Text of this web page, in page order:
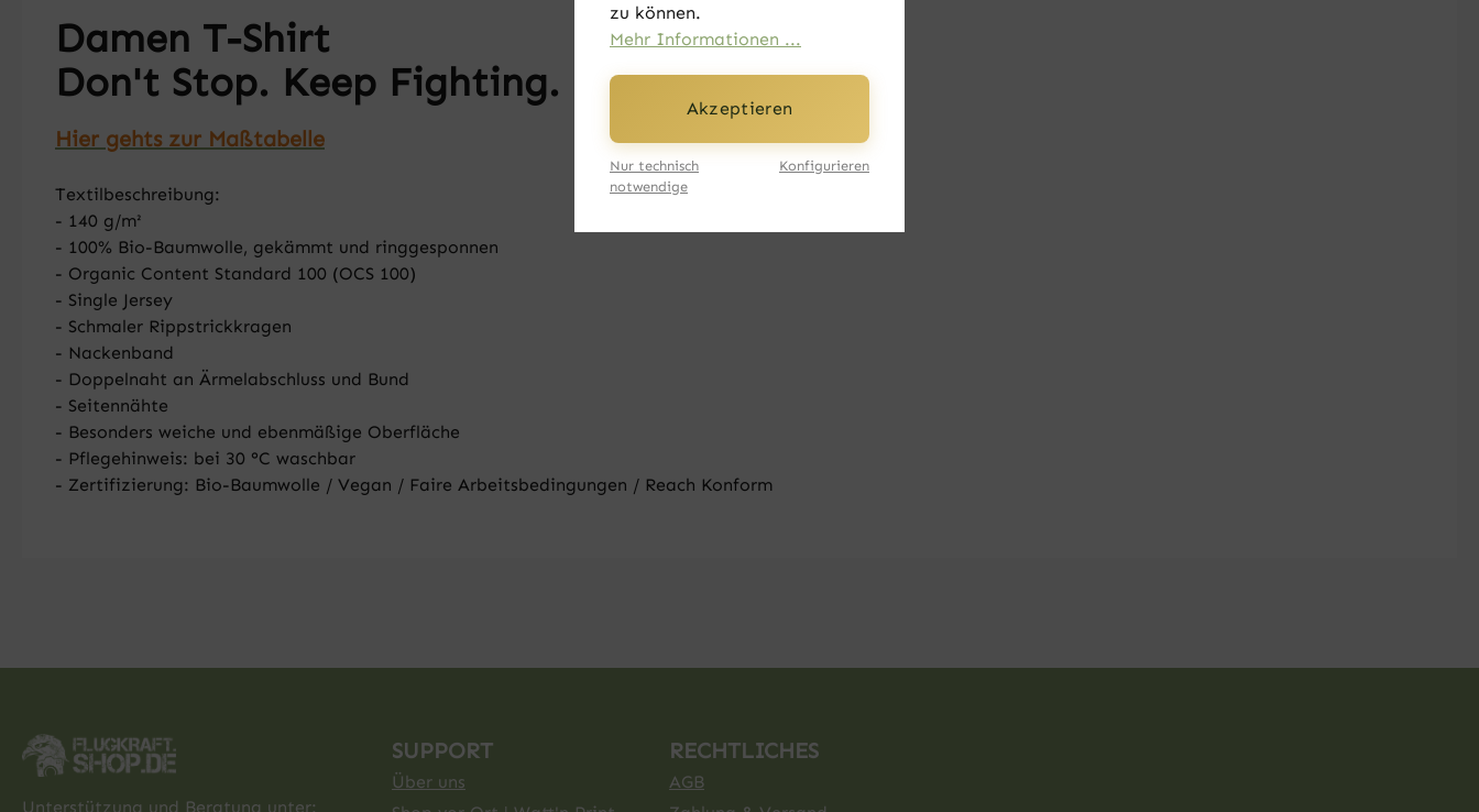
Damen T-Shirt
Don't Stop. Keep Fighting.
Hier gehts zur Maßtabelle
Textilbeschreibung:
- 140 g/m²
- 100% Bio-Baumwolle, gekämmt und ringgesponnen
- Organic Content Standard 100 (OCS 100)
- Single Jersey
- Schmaler Rippstrickkragen
- Nackenband
- Doppelnaht an Ärmelabschluss und Bund
- Seitennähte
- Besonders weiche und ebenmäßige Oberfläche
- Pflegehinweis: bei 30 °C waschbar
- Zertifizierung: Bio-Baumwolle / Vegan / Faire Arbeitsbedingungen / Reach Konform
Unterstützung und Beratung unter:
SUPPORT
Über uns
RECHTLICHES
AGB
zu können.
Mehr Informationen ...
Akzeptieren
Nur technisch
notwendige
Konfigurieren